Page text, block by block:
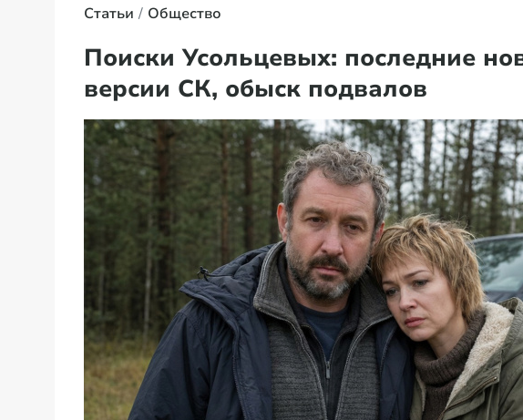
Статьи Общество
Поиски Усольцевых: последние
версии СК, обыск подвалов